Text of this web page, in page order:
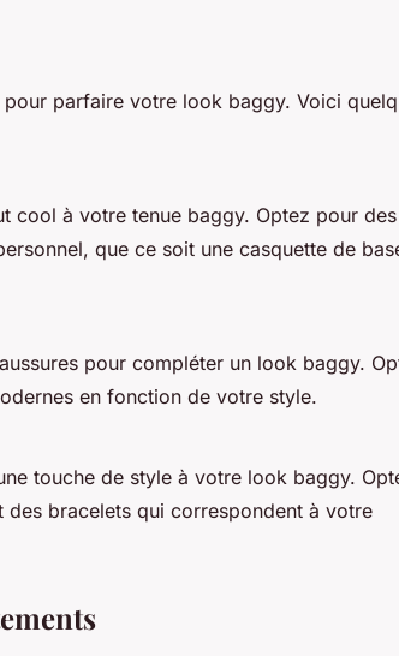
parfaire votre look baggy. Voici
cool à votre tenue baggy. Optez pour des
que ce soit une casquette de
pour compléter un look baggy.
en fonction de votre style.
touche de style à votre look baggy.
bracelets qui correspondent à votre